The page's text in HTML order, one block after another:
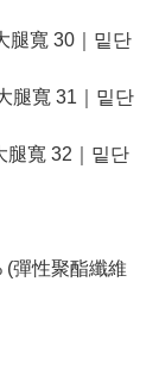
腿寬 30｜밑단
腿寬 31｜밑단
腿寬 32｜밑단
(彈性聚酯纖維